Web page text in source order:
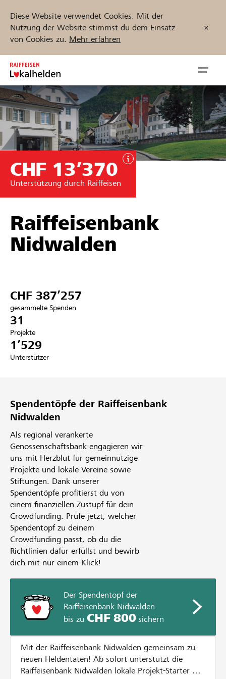
Diese Website verwendet Cookies. Mit der
Nutzung der Website stimmst du dem Einsatz
von Cookies zu. Mehr erfahren
Zum
Inhalt
springen
öffnen
Unterstützen
Hilfe & Support
Partner / Raiffeisenbank
Anmelden
Registrieren
Projekte und Organisationen finden
Jetzt starten
CHF 13’370
Unterstützung durch Raiffeisen
Raiffeisenbank
Nidwalden
CHF 387’257
gesammelte Spenden
31
Projekte
1’529
Unterstützer
Spendentöpfe der Raiffeisenbank
Nidwalden
Als regional verankerte
Genossenschaftsbank engagieren wir
uns mit Herzblut für gemeinnützige
Projekte und lokale Vereine sowie
Stiftungen. Dank unserer
Spendentöpfe profitierst du von
einem finanziellen Zustupf für dein
Crowdfunding. Prüfe jetzt, welcher
Spendentopf zu deinem
Crowdfunding passt, ob du die
Richtlinien dafür erfüllst und bewirb
dich mit nur einem Klick!
Der Spendentopf der
Raiffeisenbank Nidwalden
bis zu CHF 800sichern
Mit der Raiffeisenbank Nidwalden gemeinsam zu
neuen Heldentaten! Ab sofort unterstützt die
Raiffeisenbank Nidwalden lokale Projekt-Starter mit